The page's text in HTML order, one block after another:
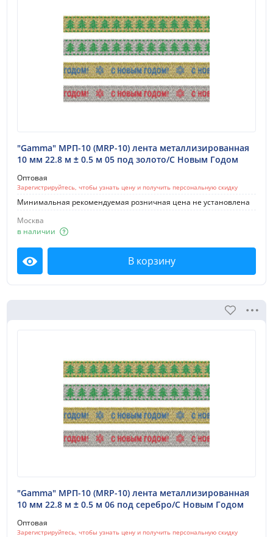
"Gamma" МРП-10 (MRP-10) лента металлизированная
10 мм 22.8 м ± 0.5 м 05 под золото/С Новым Годом
Оптовая
Зарегистрируйтесь, чтобы узнать цену и получить персональную скидку
Минимальная рекомендуемая розничная цена не установлена
Москва
в наличии
Посмотреть В корзину
"Gamma" МРП-10 (MRP-10) лента металлизированная
10 мм 22.8 м ± 0.5 м 06 под серебро/С Новым Годом
Оптовая
Зарегистрируйтесь, чтобы узнать цену и получить персональную скидку